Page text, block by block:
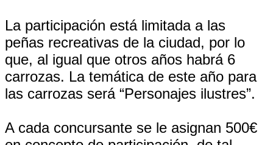
La participación está limitada a las
peñas recreativas de la ciudad, por lo
que, al igual que otros años habrá 6
carrozas. La temática de este año para
las carrozas será “Personajes ilustres”.
A cada concursante se le asignan 500€